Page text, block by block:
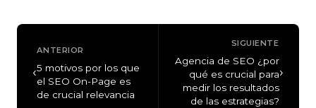
‹
ANTERIOR
5 motivos por los que
el SEO On-Page es
de crucial relevancia
SIGUIENTE
Agencia de SEO ¿por
qué es crucial para
medir los resultados
de las estrategias?
›